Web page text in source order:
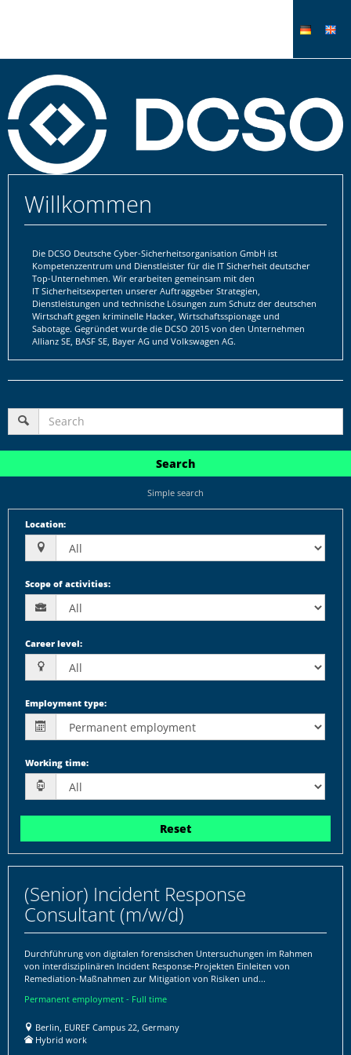
Willkommen
Die DCSO Deutsche Cyber-Sicherheitsorganisation GmbH ist
Kompetenzzentrum und Dienstleister für die IT Sicherheit deutscher
Top-Unternehmen. Wir erarbeiten gemeinsam mit den
IT Sicherheitsexperten unserer Auftraggeber Strategien,
Dienstleistungen und technische Lösungen zum Schutz der deutschen
Wirtschaft gegen kriminelle Hacker, Wirtschaftsspionage und
Sabotage. Gegründet wurde die DCSO 2015 von den Unternehmen
Allianz SE, BASF SE, Bayer AG und Volkswagen AG.
Search
Simple search
Location:
Scope of activities:
Career level:
Employment type:
Working time:
Reset
(Senior) Incident Response
Consultant (m/w/d)
Durchführung von digitalen forensischen Untersuchungen im Rahmen
von interdisziplinären Incident Response-Projekten Einleiten von
Remediation-Maßnahmen zur Mitigation von Risiken und...
Permanent employment - Full time
Berlin, EUREF Campus 22, Germany
Hybrid work